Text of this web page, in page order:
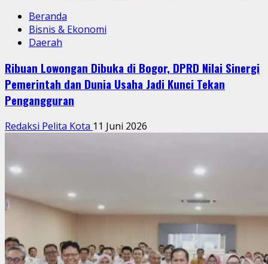
Beranda
Bisnis & Ekonomi
Daerah
Ribuan Lowongan Dibuka di Bogor, DPRD Nilai Sinergi
Pemerintah dan Dunia Usaha Jadi Kunci Tekan
Pengangguran
Redaksi Pelita Kota 11 Juni 2026